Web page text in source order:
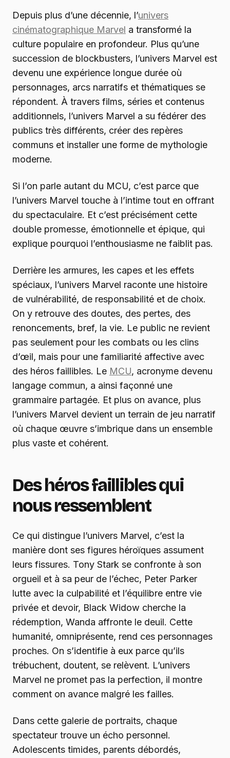
Depuis plus d’une décennie, l’univers
cinématographique Marvel a transformé la
culture populaire en profondeur. Plus qu’une
succession de blockbusters, l’univers Marvel est
devenu une expérience longue durée où
personnages, arcs narratifs et thématiques se
répondent. À travers films, séries et contenus
additionnels, l’univers Marvel a su fédérer des
publics très différents, créer des repères
communs et installer une forme de mythologie
moderne.
Si l’on parle autant du MCU, c’est parce que
l’univers Marvel touche à l’intime tout en offrant
du spectaculaire. Et c’est précisément cette
double promesse, émotionnelle et épique, qui
explique pourquoi l’enthousiasme ne faiblit pas.
Derrière les armures, les capes et les effets
spéciaux, l’univers Marvel raconte une histoire
de vulnérabilité, de responsabilité et de choix.
On y retrouve des doutes, des pertes, des
renoncements, bref, la vie. Le public ne revient
pas seulement pour les combats ou les clins
d’œil, mais pour une familiarité affective avec
des héros faillibles. Le MCU, acronyme devenu
langage commun, a ainsi façonné une
grammaire partagée. Et plus on avance, plus
l’univers Marvel devient un terrain de jeu narratif
où chaque œuvre s’imbrique dans un ensemble
plus vaste et cohérent.
Des héros faillibles qui
nous ressemblent
Ce qui distingue l’univers Marvel, c’est la
manière dont ses figures héroïques assument
leurs fissures. Tony Stark se confronte à son
orgueil et à sa peur de l’échec, Peter Parker
lutte avec la culpabilité et l’équilibre entre vie
privée et devoir, Black Widow cherche la
rédemption, Wanda affronte le deuil. Cette
humanité, omniprésente, rend ces personnages
proches. On s’identifie à eux parce qu’ils
trébuchent, doutent, se relèvent. L’univers
Marvel ne promet pas la perfection, il montre
comment on avance malgré les failles.
Dans cette galerie de portraits, chaque
spectateur trouve un écho personnel.
Adolescents timides, parents débordés,